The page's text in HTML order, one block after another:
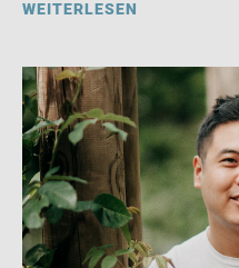
WEITERLESEN